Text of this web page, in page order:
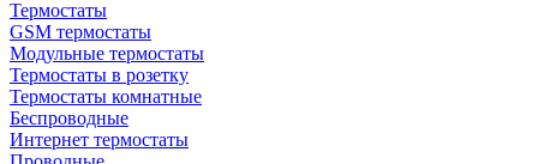
Термостаты
GSM термостаты
Модульные термостаты
Термостаты в розетку
Термостаты комнатные
Беспроводные
Интернет термостаты